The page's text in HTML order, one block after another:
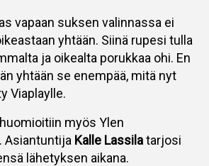
vapaan suksen valinnassa ei
yhtään. Siinä rupesi tulla
ja oikealta porukkaa ohi. En
yhtään se enempää, mitä nyt
Viaplaylle.
myös Ylen
Asiantuntija Kalle Lassilatarjosi
lähetyksen aikana.